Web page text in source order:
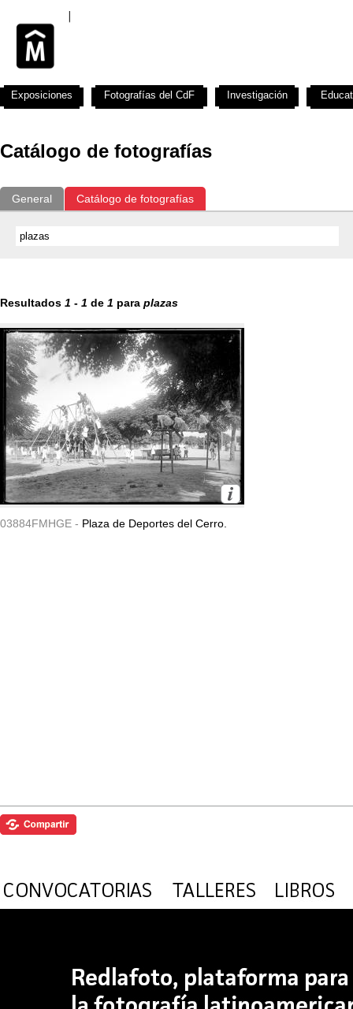
Catálogo de fotografías
General Catálogo de fotografías
Resultados 1 - 1 de 1 para plazas
03884FMHGE - Plaza de Deportes del Cerro.
Exposiciones Fotografías del CdF Investigación